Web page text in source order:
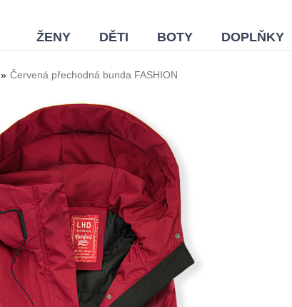
ŽENY DĚTI BOTY DOPLŇKY
» Červená přechodná bunda FASHION